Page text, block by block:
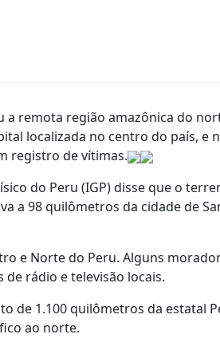
remota região amazônica do
localizada no centro do país, e
registro de vítimas.
do Peru (IGP) disse que o
a 98 quilômetros da cidade de
e Norte do Peru. Alguns
rádio e televisão locais.
de 1.100 quilômetros da estatal
ao norte.